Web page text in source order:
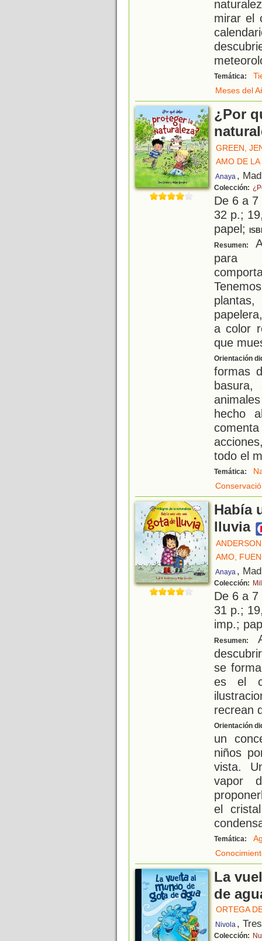
mirar el
Temática:
Meses del
¿Por
GREEN,
AMO DE
Anaya ,
Colección:
De 6 a
32 p.;
papel;
Resumen:
para
a color
que
Orientación
formas
hecho
todo el
Temática:
Había
lluvia
AMO,
Anaya ,
Colección:
De 6 a
31 p.;
imp.;
Resumen:
se
es el
recrean
Orientación
un
niños
vista.
vapor
el
Temática:
La
de
ORTEGA
Nivola ,
Colección: